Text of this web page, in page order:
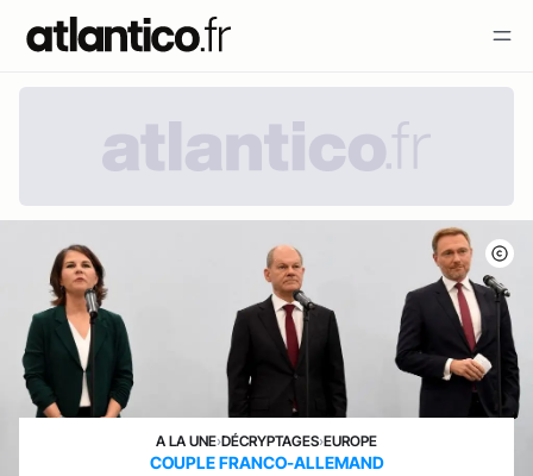
A LA UNE›DÉCRYPTAGES›EUROPE
COUPLE FRANCO-ALLEMAND